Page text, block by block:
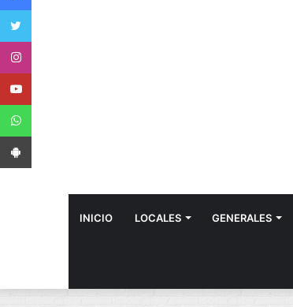
INICIO LOCALES GENERALES